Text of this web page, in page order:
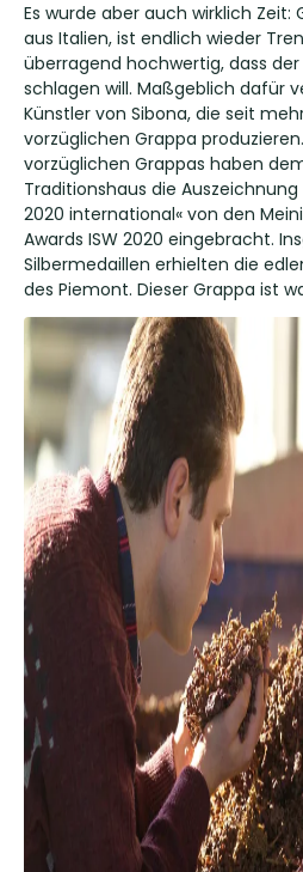
Es wurde aber auch wirklich Zeit:
aus Italien, ist endlich wieder
überragend hochwertig, dass
schlagen will. Maßgeblich dafür
Künstler von Sibona, die seit
vorzüglichen Grappa
vorzüglichen Grappas haben
Traditionshaus die
2020 international« von den
Awards ISW 2020 eingebracht.
Silbermedaillen erhielten die
des Piemont. Dieser Grappa ist